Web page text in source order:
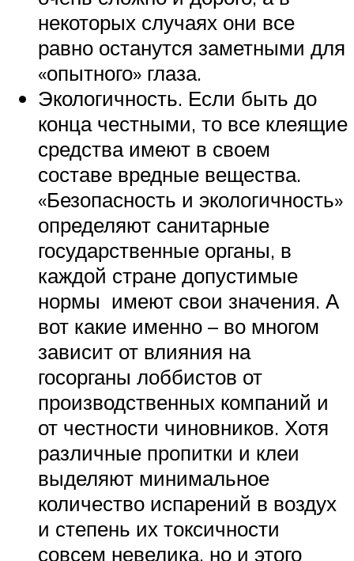
некоторых случаях они все
равно останутся заметными для
«опытного» глаза.
Экологичность. Если быть до
конца честными, то все клеящие
средства имеют в своем
составе вредные вещества.
«Безопасность и экологичность»
определяют санитарные
государственные органы, в
каждой стране допустимые
нормы имеют свои значения. А
вот какие именно – во многом
зависит от влияния на
госорганы лоббистов от
производственных компаний и
от честности чиновников. Хотя
различные пропитки и клеи
выделяют минимальное
количество испарений в воздух
и степень их токсичности
совсем невелика, но и этого